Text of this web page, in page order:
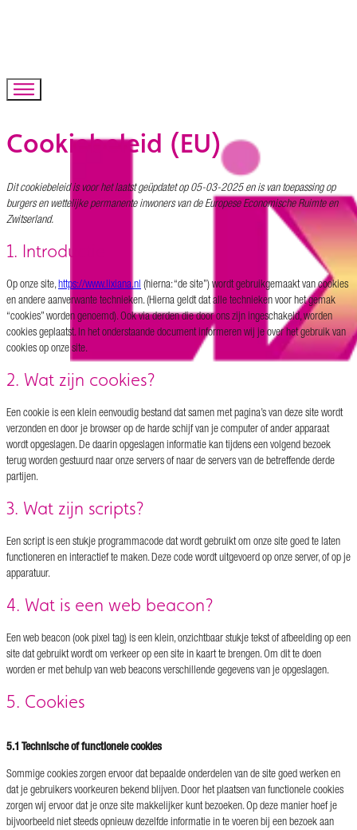
Cookiebeleid (EU)
Dit cookiebeleid is voor het laatst geüpdatet op 05-03-2025 en is van toepassing op
burgers en wettelijke permanente inwoners van de Europese Economische Ruimte en
Zwitserland.
1. Introductie
Op onze site,https://www.lixiana.nl (hierna: “de site”) wordt gebruikgemaakt van cookies
en andere aanverwante technieken. (Hierna geldt dat alle technieken voor het gemak
“cookies” worden genoemd). Ook via derden die door ons zijn ingeschakeld, worden
cookies geplaatst. In het onderstaande document informeren wij je over het gebruik van
cookies op onze site.
2. Wat zijn cookies?
Een cookie is een klein eenvoudig bestand dat samen met pagina’s van deze site wordt
verzonden en door je browser op de harde schijf van je computer of ander apparaat
wordt opgeslagen. De daarin opgeslagen informatie kan tijdens een volgend bezoek
terug worden gestuurd naar onze servers of naar de servers van de betreffende derde
partijen.
3. Wat zijn scripts?
Een script is een stukje programmacode dat wordt gebruikt om onze site goed te laten
functioneren en interactief te maken. Deze code wordt uitgevoerd op onze server, of op je
apparatuur.
4. Wat is een web beacon?
Een web beacon (ook pixel tag) is een klein, onzichtbaar stukje tekst of afbeelding op een
site dat gebruikt wordt om verkeer op een site in kaart te brengen. Om dit te doen
worden er met behulp van web beacons verschillende gegevens van je opgeslagen.
5. Cookies
5.1 Technische of functionele cookies
Sommige cookies zorgen ervoor dat bepaalde onderdelen van de site goed werken en
dat je gebruikers voorkeuren bekend blijven. Door het plaatsen van functionele cookies
zorgen wij ervoor dat je onze site makkelijker kunt bezoeken. Op deze manier hoef je
bijvoorbeeld niet steeds opnieuw dezelfde informatie in te voeren bij een bezoek aan